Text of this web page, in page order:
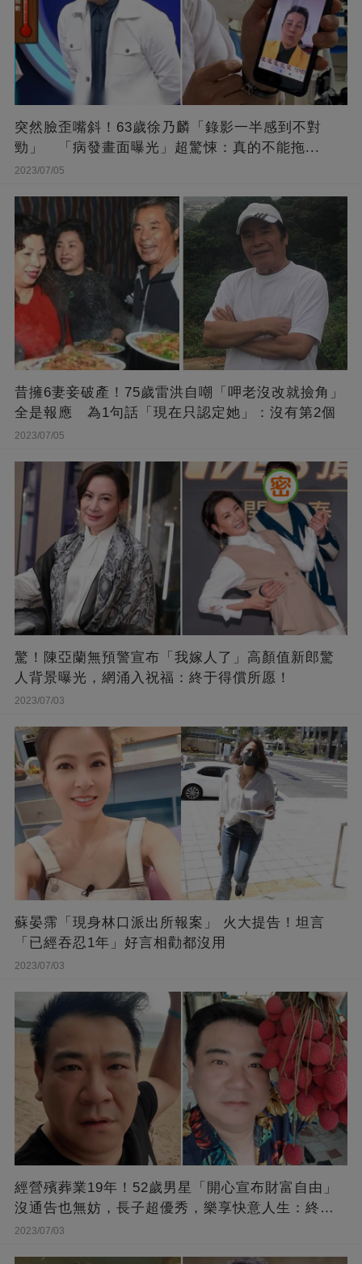
突然臉歪嘴斜！63歲徐乃麟「錄影一半感到不對
勁」 「病發畫面曝光」超驚悚：真的不能拖...
2023/07/05
昔擁6妻妾破產！75歲雷洪自嘲「呷老沒改就撿角」
全是報應 為1句話「現在只認定她」：沒有第2個
2023/07/05
驚！陳亞蘭無預警宣布「我嫁人了」高顏值新郎驚
人背景曝光，網涌入祝福：終于得償所愿！
2023/07/03
蘇晏霈「現身林口派出所報案」 火大提告！坦言
「已經吞忍1年」好言相勸都沒用
2023/07/03
經營殯葬業19年！52歲男星「開心宣布財富自由」
沒通告也無妨，長子超優秀，樂享快意人生：終于
能遊山玩水！
2023/07/03